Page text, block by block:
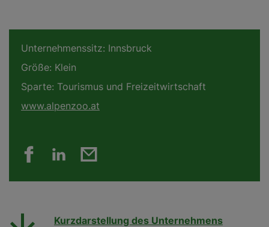
Unternehmenssitz: Innsbruck
Größe: Klein
Sparte: Tourismus und Freizeitwirtschaft
www.alpenzoo.at
Kurzdarstellung des Unternehmens